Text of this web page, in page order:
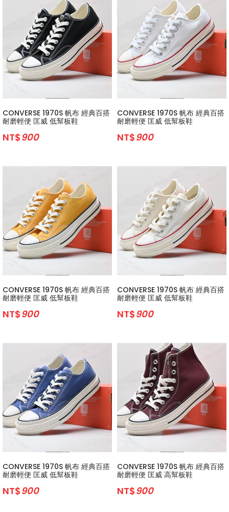
CONVERSE 1970S 帆布 經典百搭
耐磨輕便 匡威 低幫板鞋
NT$900
CONVERSE 1970S 帆布 經典百搭
耐磨輕便 匡威 低幫板鞋
NT$900
CONVERSE 1970S 帆布 經典百搭
耐磨輕便 匡威 低幫板鞋
NT$900
CONVERSE 1970S 帆布 經典百搭
耐磨輕便 匡威 低幫板鞋
NT$900
CONVERSE 1970S 帆布 經典百搭
耐磨輕便 匡威 低幫板鞋
NT$900
CONVERSE 1970S 帆布 經典百搭
耐磨輕便 匡威 高幫板鞋
NT$900